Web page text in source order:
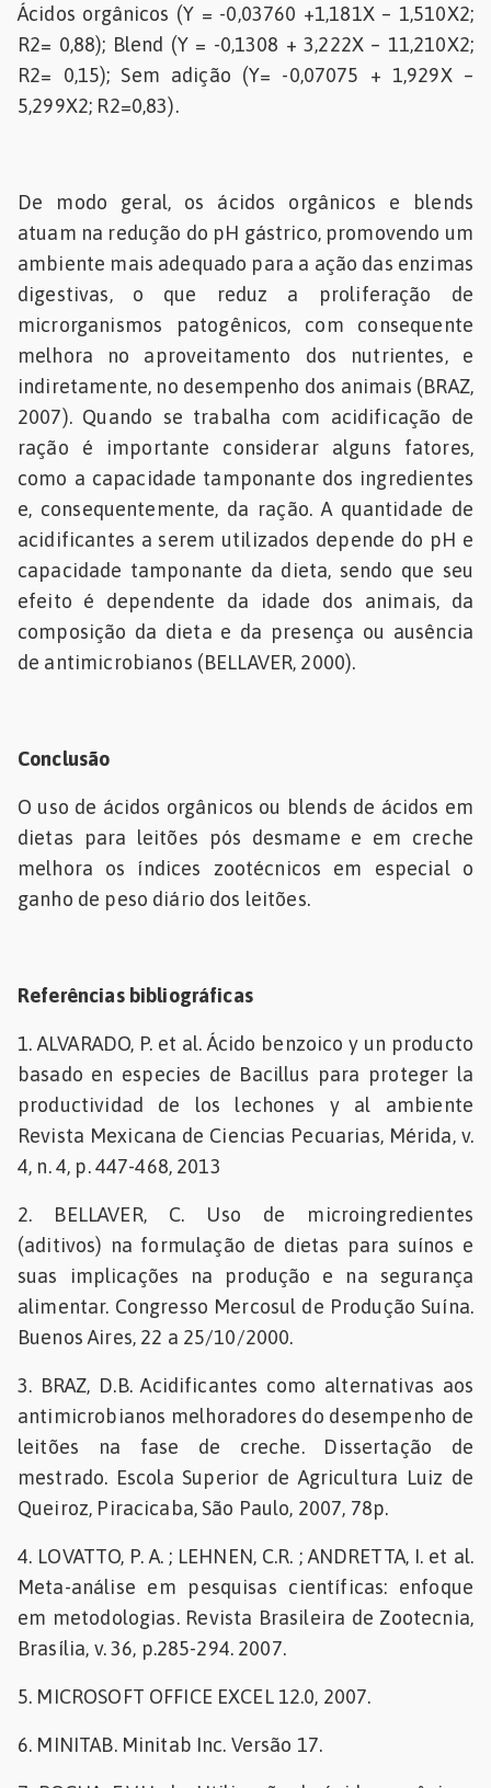
Ácidos orgânicos (Y = -0,03760 +1,181X – 1,510X2;
R2= 0,88); Blend (Y = -0,1308 + 3,222X – 11,210X2;
R2= 0,15); Sem adição (Y= -0,07075 + 1,929X –
5,299X2; R2=0,83).
De modo geral, os ácidos orgânicos e blends
atuam na redução do pH gástrico, promovendo um
ambiente mais adequado para a ação das enzimas
digestivas, o que reduz a proliferação de
microrganismos patogênicos, com consequente
melhora no aproveitamento dos nutrientes, e
indiretamente, no desempenho dos animais (BRAZ,
2007). Quando se trabalha com acidificação de
ração é importante considerar alguns fatores,
como a capacidade tamponante dos ingredientes
e, consequentemente, da ração. A quantidade de
acidificantes a serem utilizados depende do pH e
capacidade tamponante da dieta, sendo que seu
efeito é dependente da idade dos animais, da
composição da dieta e da presença ou ausência
de antimicrobianos (BELLAVER, 2000).
Conclusão
O uso de ácidos orgânicos ou blends de ácidos em
dietas para leitões pós desmame e em creche
melhora os índices zootécnicos em especial o
ganho de peso diário dos leitões.
Referências bibliográficas
1. ALVARADO, P. et al. Ácido benzoico y un producto
basado en especies de Bacillus para proteger la
productividad de los lechones y al ambiente
Revista Mexicana de Ciencias Pecuarias, Mérida, v.
4, n. 4, p. 447-468, 2013
2. BELLAVER, C. Uso de microingredientes
(aditivos) na formulação de dietas para suínos e
suas implicações na produção e na segurança
alimentar. Congresso Mercosul de Produção Suína.
Buenos Aires, 22 a 25/10/2000.
3. BRAZ, D.B. Acidificantes como alternativas aos
antimicrobianos melhoradores do desempenho de
leitões na fase de creche. Dissertação de
mestrado. Escola Superior de Agricultura Luiz de
Queiroz, Piracicaba, São Paulo, 2007, 78p.
4. LOVATTO, P. A. ; LEHNEN, C.R. ; ANDRETTA, I. et al.
Meta-análise em pesquisas científicas: enfoque
em metodologias. Revista Brasileira de Zootecnia,
Brasília, v. 36, p.285-294. 2007.
5. MICROSOFT OFFICE EXCEL 12.0, 2007.
6. MINITAB. Minitab Inc. Versão 17.